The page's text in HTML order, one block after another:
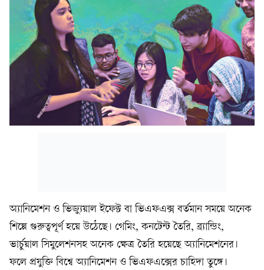
অ্যানিমেশন ও ভিজ্যুয়াল ইফেক্ট বা ভিএফএক্স বর্তমান সময়ে অনেক
শিল্পে গুরুত্বপূর্ণ হয়ে উঠেছে। গেমিং, কনটেন্ট তৈরি, ব্র্যান্ডিং,
ভার্চুয়াল সিমুলেশনসহ অনেক ক্ষেত্র তৈরি হয়েছে অ্যানিমেশনের।
ফলে প্রযুক্তি বিশ্বে অ্যানিমেশন ও ভিএফএক্সের চাহিদা তুঙ্গে।